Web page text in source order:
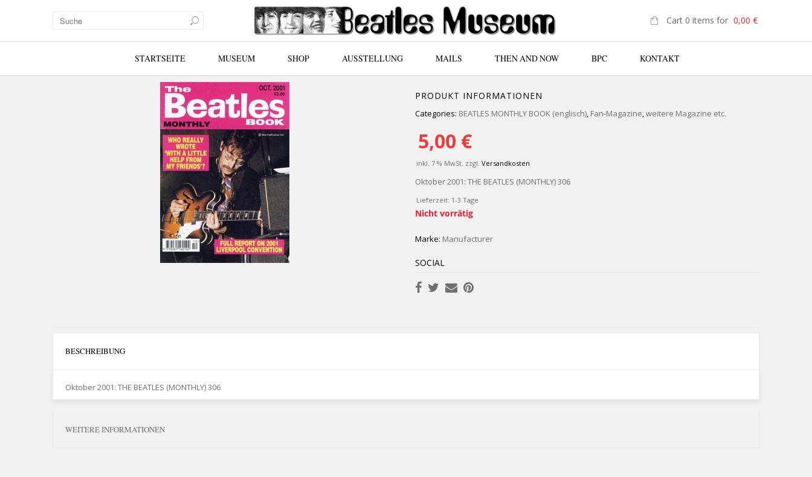
Cart 0 items for 0,00 €
STARTSEITE MUSEUM SHOP AUSSTELLUNG MAILS THEN AND NOW BPC KONTAKT
PRODUKT INFORMATIONEN
Categories: BEATLES MONTHLY BOOK (englisch), Fan-Magazine,weitere Magazine etc.
5,00 €
inkl. 7 % MwSt. zzgl. Versandkosten
Oktober 2001: THE BEATLES (MONTHLY) 306
Lieferzeit: 1-3 Tage
Nicht vorrätig
Marke: Manufacturer
SOCIAL
BESCHREIBUNG
Oktober 2001: THE BEATLES (MONTHLY) 306
WEITERE INFORMATIONEN